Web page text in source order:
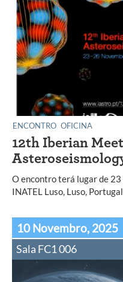
ENCONTRO OFICINA
12th Iberian
O encontro terá lugar de
INATEL Luso, Luso,
10 Novembro, 2025
Sala FC1 006